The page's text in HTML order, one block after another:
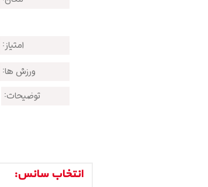
امتیاز:
ورزش ها:
توضیحات:
انتخاب سانس: